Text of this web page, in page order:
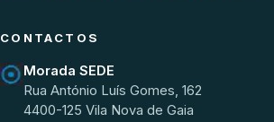
CONTACTOS
Morada SEDE
Rua António Luís Gomes, 162
4400-125 Vila Nova de Gaia